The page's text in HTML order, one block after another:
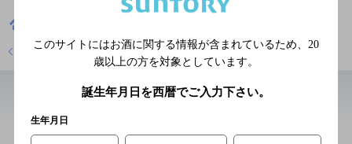
店舗トップに戻る
このサイトにはお酒に関する情報が含まれているため、 20
歳以上の方を対象としています。
誕生年月日を西暦でご入力下さい。
生年月日